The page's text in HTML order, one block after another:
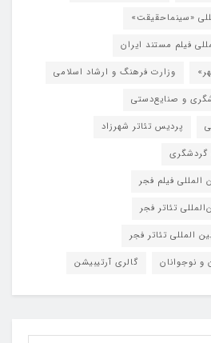
«سینماحقیقت»
فیلم مستند ایران
وزارت فرهنگ و ارشاد اسلامی
و صنایع‌دستی
پردیس تئاتر شهرزاد
گردشگری
فیلم فجر
تئاتر فجر
المللی تئاتر فجر
و نوجوانان
گالری آرتیبیشن